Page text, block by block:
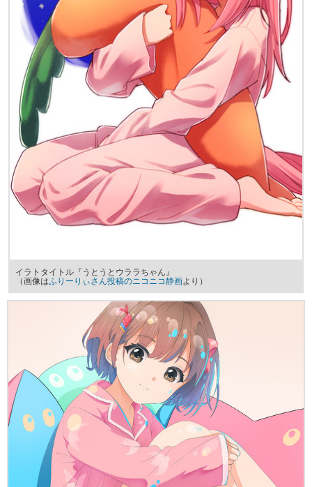
イラトタイトル『うとうとウララちゃん』
（画像はふりーりぃさん投稿のニコニコ静画より）